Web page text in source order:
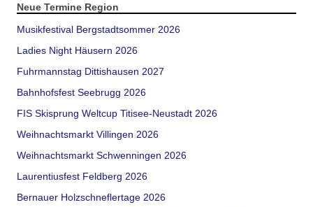
Neue Termine Region
Musikfestival Bergstadtsommer 2026
Ladies Night Häusern 2026
Fuhrmannstag Dittishausen 2027
Bahnhofsfest Seebrugg 2026
FIS Skisprung Weltcup Titisee-Neustadt 2026
Weihnachtsmarkt Villingen 2026
Weihnachtsmarkt Schwenningen 2026
Laurentiusfest Feldberg 2026
Bernauer Holzschneflertage 2026